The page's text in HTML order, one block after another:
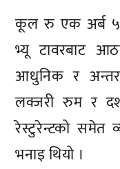
कूल रु एक अर्ब
भ्यू टावरबाट
आधुनिक र
लक्जरी रुम र
रेस्टुरेन्टको समेत
भनाइ थियो ।